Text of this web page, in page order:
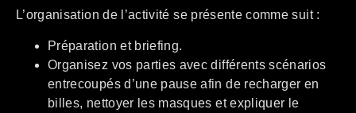
L’organisation de l’activité se présente comme suit :
Préparation et briefing.
Organisez vos parties avec différents scénarios
entrecoupés d’une pause afin de recharger en
billes, nettoyer les masques et expliquer le